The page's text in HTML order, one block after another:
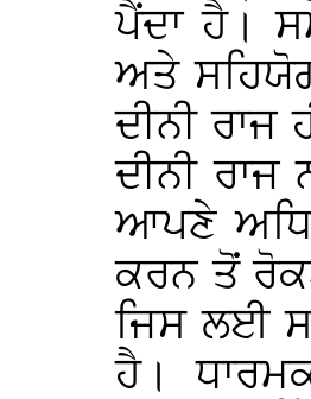
ਪੈਂਦਾ ਹੈ।
ਅਤੇ
ਦੀਨੀ
ਦੀਨੀ
ਆਪਣੇ
ਕਰਨ ਤੋਂ
ਜਿਸ ਲਈ
ਹੈ।